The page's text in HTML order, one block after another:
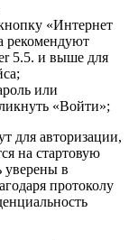
«Интернет
рекомендуют
5.5. и выше для
или
«Войти»;
для авторизации,
на стартовую
уверены в
протоколу